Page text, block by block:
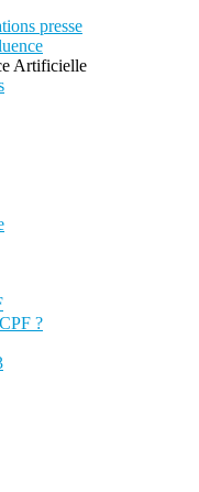
presse
Artificielle
?